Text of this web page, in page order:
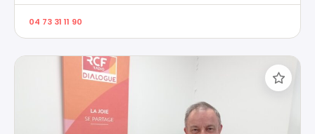
04 73 31 11 90